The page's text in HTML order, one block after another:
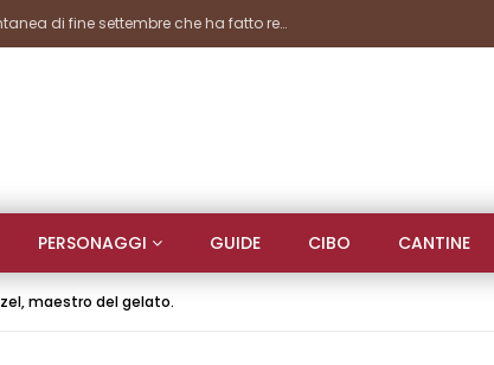
giornata di grandi presenze
PERSONAGGI GUIDE CIBO CANTINE
maestro del gelato.